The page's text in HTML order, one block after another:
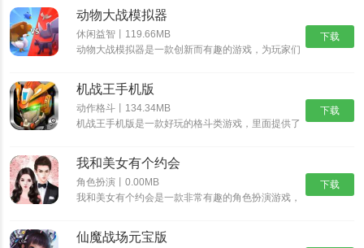
果玩家对动物大战模拟器游戏感兴趣的话，那就快来
下载体验游玩吧！
下载
动物大战模拟器
休闲益智丨119.66MB
动物大战模拟器是一款创新而有趣的游戏，为玩家们
趣和刺激。游戏背景设定在一个神秘的岛屿上，这个
岛屿上生活着各种奇特的动物。这些动物拥有特殊的
能力和技能，可以进行激烈的战斗。玩家将扮演一个
下载
机战王手机版
动作格斗丨134.34MB
机战王手机版是一款好玩的格斗类游戏，里面提供了
场景中开启冒险之旅，收集更多的装备提升机甲的属
性。
下载
我和美女有个约会
角色扮演丨0.00MB
我和美女有个约会是一款非常有趣的角色扮演游戏，
喜欢的角色，不断的提高自我的魅力，如果玩家对我
仙魔战场元宝版